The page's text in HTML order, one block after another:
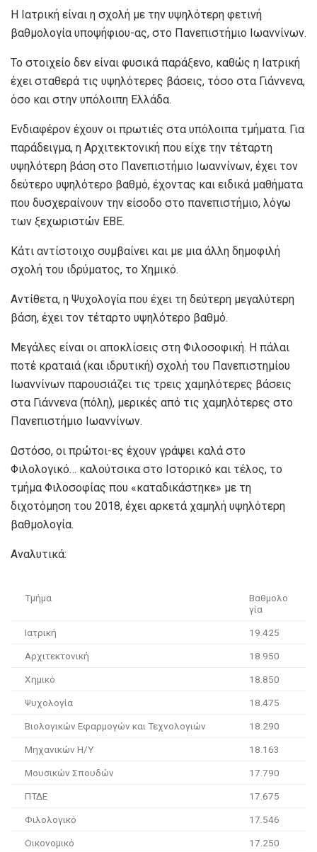
Η Ιατρική είναι η σχολή με την υψηλότερη φετινή
βαθμολογία υποψήφιου-ας, στο Πανεπιστήμιο Ιωαννίνων.
Το στοιχείο δεν είναι φυσικά παράξενο, καθώς η Ιατρική
έχει σταθερά τις υψηλότερες βάσεις, τόσο στα Γιάννενα,
όσο και στην υπόλοιπη Ελλάδα.
Ενδιαφέρον έχουν οι πρωτιές στα υπόλοιπα τμήματα. Για
παράδειγμα, η Αρχιτεκτονική που είχε την τέταρτη
υψηλότερη βάση στο Πανεπιστήμιο Ιωαννίνων, έχει τον
δεύτερο υψηλότερο βαθμό, έχοντας και ειδικά μαθήματα
που δυσχεραίνουν την είσοδο στο πανεπιστήμιο, λόγω
των ξεχωριστών ΕΒΕ.
Κάτι αντίστοιχο συμβαίνει και με μια άλλη δημοφιλή
σχολή του ιδρύματος, το Χημικό.
Αντίθετα, η Ψυχολογία που έχει τη δεύτερη μεγαλύτερη
βάση, έχει τον τέταρτο υψηλότερο βαθμό.
Μεγάλες είναι οι αποκλίσεις στη Φιλοσοφική. Η πάλαι
ποτέ κραταιά (και ιδρυτική) σχολή του Πανεπιστημίου
Ιωαννίνων παρουσιάζει τις τρεις χαμηλότερες βάσεις
στα Γιάννενα (πόλη), μερικές από τις χαμηλότερες στο
Πανεπιστήμιο Ιωαννίνων.
Ωστόσο, οι πρώτοι-ες έχουν γράψει καλά στο
Φιλολογικό… καλούτσικα στο Ιστορικό και τέλος, το
τμήμα Φιλοσοφίας που «καταδικάστηκε» με τη
διχοτόμηση του 2018, έχει αρκετά χαμηλή υψηλότερη
βαθμολογία.
Αναλυτικά:
Τμήμα
Βαθμολο
γία
Ιατρική 19.425
Αρχιτεκτονική 18.950
Χημικό 18.850
Ψυχολογία 18.475
Βιολογικών Εφαρμογών και Τεχνολογιών 18.290
Μηχανικών Η/Υ 18.163
Μουσικών Σπουδών 17.790
ΠΤΔΕ 17.675
Φιλολογικό 17.546
Οικονομικό 17.250